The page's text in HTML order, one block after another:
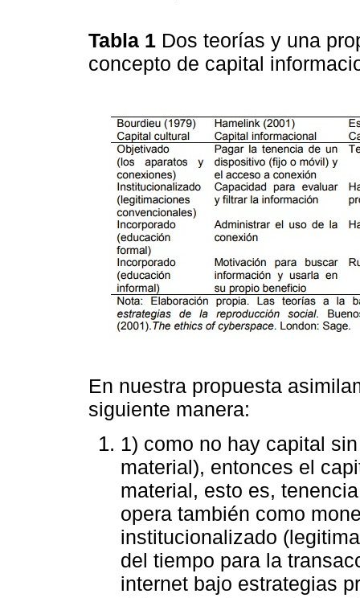
Tabla 1 Dos teorías y una
concepto de capital
En nuestra propuesta
siguiente manera:
1) como no hay capital
material), entonces el
material, esto es,
opera también como
institucionalizado
del tiempo para la
internet bajo estrategias